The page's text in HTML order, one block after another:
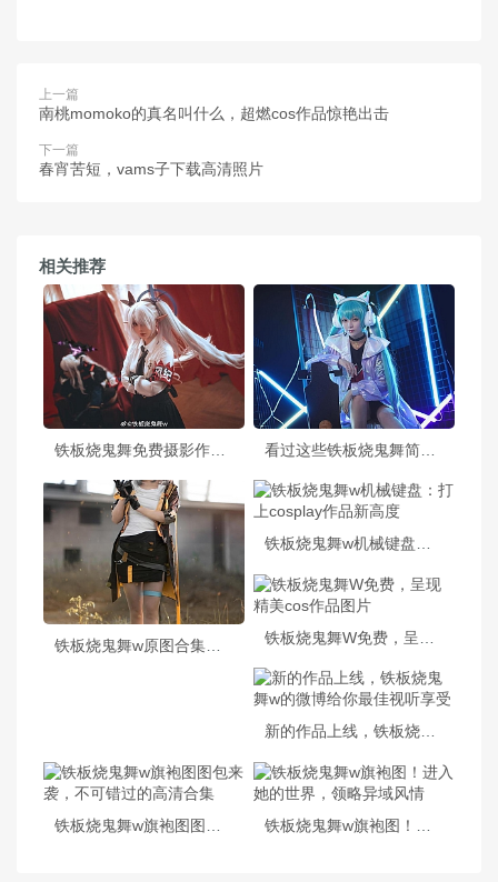
上一篇
南桃momoko的真名叫什么，超燃cos作品惊艳出击
下一篇
春宵苦短，vams子下载高清照片
相关推荐
铁板烧鬼舞免费摄影作品《墨染的华丽》展现东方美学之美 看过这些铁板烧鬼舞简介的美图后，你会爱上它
铁板烧鬼舞w原图合集限量发售
新的作品上线，铁板烧鬼舞w的微博给你最佳视听享受